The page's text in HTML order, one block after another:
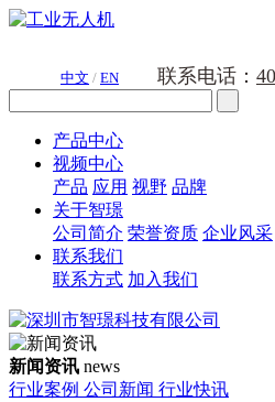
中文 / EN 联系电话：
产品中心
视频中心
产品 应用 视野 品牌
关于智璟
公司简介 荣誉资质 企业风采
联系我们
联系方式 加入我们
新闻资讯 news
行业案例 公司新闻 行业快讯